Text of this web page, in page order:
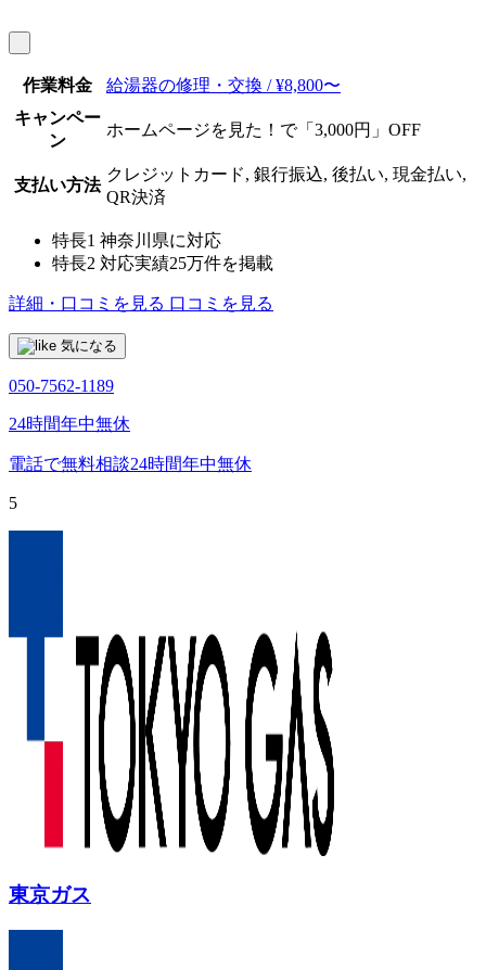
作業料金
給湯器の修理・交換 / ¥8,800〜
キャンペー
ン
ホームページを見た！で「3,000円」OFF
支払い方法
クレジットカード, 銀行振込, 後払い, 現金払い,
QR決済
特長1 神奈川県に対応
特長2 対応実績25万件を掲載
詳細・口コミを見る 口コミを見る
気になる
050-7562-1189
24時間年中無休
電話で無料相談24時間年中無休
5
東京ガス